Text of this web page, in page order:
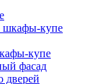
шкафы-купе
купе
фасад
дверей